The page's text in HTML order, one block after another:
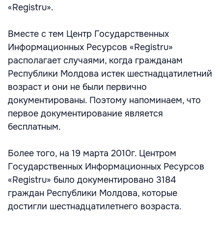
«Registru».
Вместе с тем Центр Государственных
Информационных Ресурсов «Registru»
располагает случаями, когда гражданам
Республики Молдова истек шестнадцатилетний
возраст и они не были первично
документированы. Поэтому напоминаем, что
первое документирование является
бесплатным.
Более того, на 19 марта 2010г. Центром
Государственных Информационных Ресурсов
«Registru» было документировано 3184
граждан Республики Молдова, которые
достигли шестнадцатилетнего возраста.